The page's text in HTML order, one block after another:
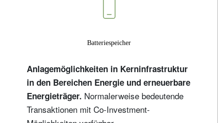
Batteriespeicher
Anlagemöglichkeiten in Kerninfrastruktur
in den Bereichen Energie und erneuerbare
Energieträger. Normalerweise bedeutende
Transaktionen mit Co-Investment-